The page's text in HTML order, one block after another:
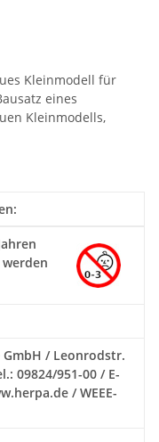
Kleinmodell für
eines
Kleinmodells,
/ Leonrodstr.
09824/951-00 / E-
/ WEEE-